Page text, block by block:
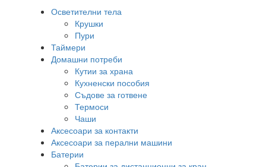
Осветителни тела
Крушки
Пури
Таймери
Домашни потреби
Кутии за храна
Кухненски пособия
Съдове за готвене
Термоси
Чаши
Аксесоари за контакти
Аксесоари за перални машини
Батерии